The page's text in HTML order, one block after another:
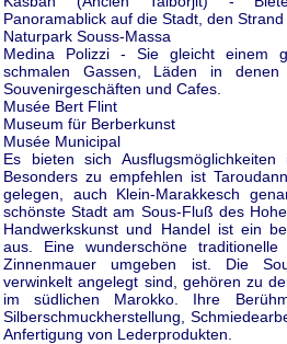
Panoramablick auf die Stadt, den Strand
Naturpark Souss-Massa
Medina Polizzi - Sie gleicht einem
schmalen Gassen, Läden in denen
Souvenirgeschäften und Cafes.
Musée Bert Flint
Museum für Berberkunst
Musée Municipal
Es bieten sich
Besonders zu empfehlen ist
gelegen, auch Klein-Marakkesch
schönste Stadt am Sous-Fluß des
Handwerkskunst und Handel ist ein
aus. Eine wunderschöne
Zinnenmauer umgeben ist. Die
verwinkelt angelegt sind, gehören zu
im südlichen Marokko. Ihre
Silberschmuckherstellung,
Anfertigung von Lederprodukten.